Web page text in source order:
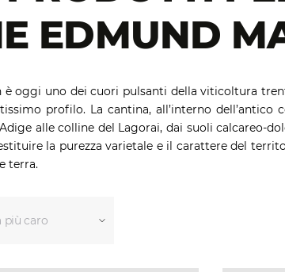
EDMUND
è oggi uno dei cuori pulsanti della viticoltura
profilo. La cantina, all’interno dell’antico
alle colline del Lagorai, dai suoli
la purezza varietale e il carattere del
terra.
più caro